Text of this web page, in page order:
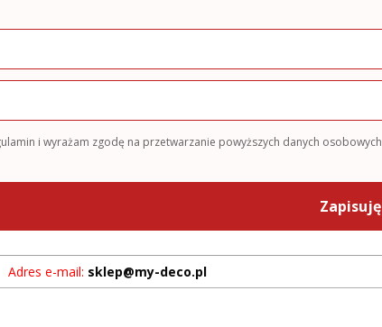
i wyrażam zgodę na przetwarzanie powyższych danych
Adres e-mail: sklep@my-deco.pl